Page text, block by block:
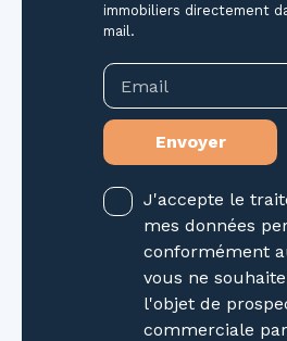
immobiliers directement
mail.
Email
Envoyer
J'accepte le
mes données
conformément
vous ne
l'objet de
commerciale